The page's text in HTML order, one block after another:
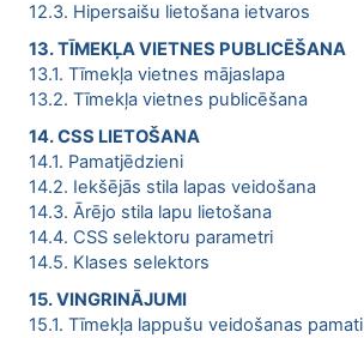
12.3. Hipersaišu lietošana ietvaros
13. TĪMEKĻA VIETNES PUBLICĒŠANA
13.1. Tīmekļa vietnes mājaslapa
13.2. Tīmekļa vietnes publicēšana
14. CSS LIETOŠANA
14.1. Pamatjēdzieni
14.2. Iekšējās stila lapas veidošana
14.3. Ārējo stila lapu lietošana
14.4. CSS selektoru parametri
14.5. Klases selektors
15. VINGRINĀJUMI
15.1. Tīmekļa lappušu veidošanas pamati